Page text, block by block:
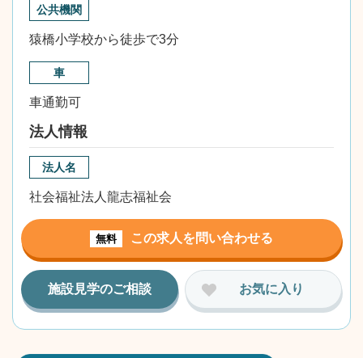
公共機関
猿橋小学校から徒歩で3分
車
車通勤可
法人情報
法人名
社会福祉法人龍志福祉会
無料 この求人を問い合わせる
施設見学のご相談 お気に入り